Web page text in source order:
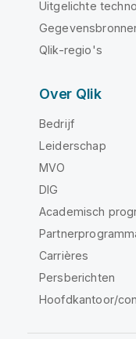
Uitgelichte
Qlik-regio's
Over Qlik
Bedrijf
Leiderschap
MVO
DIG
Academisch
Carrières
Persberichten
Hoofdkantoor/